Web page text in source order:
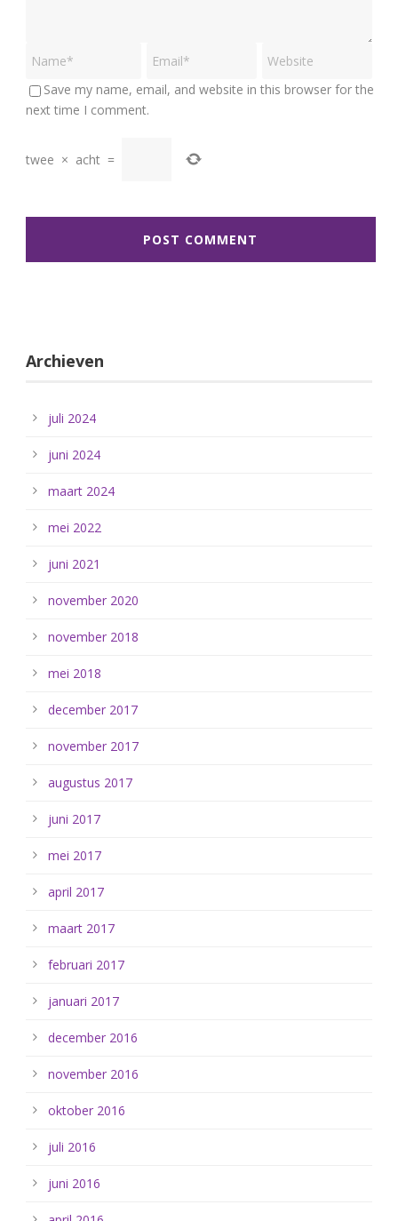
Save my name, email, and website in this browser for the
next time I comment.
twee × acht =
Archieven
juli 2024
juni 2024
maart 2024
mei 2022
juni 2021
november 2020
november 2018
mei 2018
december 2017
november 2017
augustus 2017
juni 2017
mei 2017
april 2017
maart 2017
februari 2017
januari 2017
december 2016
november 2016
oktober 2016
juli 2016
juni 2016